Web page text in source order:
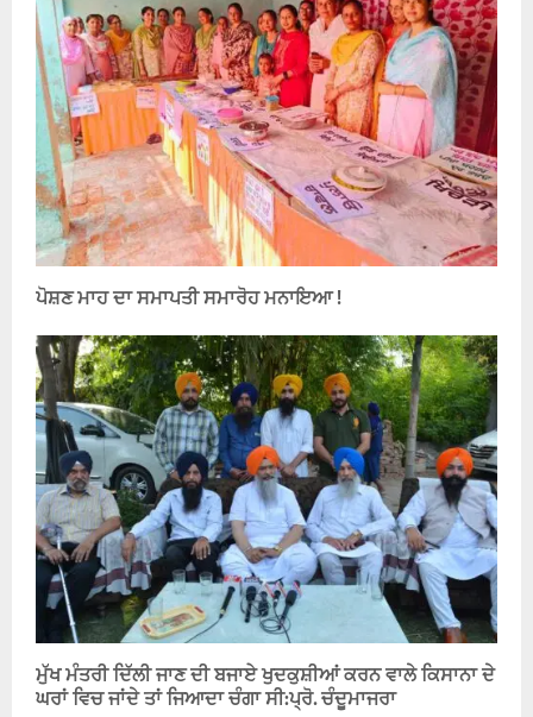
ਪੋਸ਼ਣ ਮਾਹ ਦਾ ਸਮਾਪਤੀ ਸਮਾਰੋਹ ਮਨਾਇਆ !
ਮੁੱਖ ਮੰਤਰੀ ਦਿੱਲੀ ਜਾਣ ਦੀ ਬਜਾਏ ਖੁਦਕੁਸ਼ੀਆਂ ਕਰਨ ਵਾਲੇ ਕਿਸਾਨਾ ਦੇ
ਘਰਾਂ ਵਿਚ ਜਾਂਦੇ ਤਾਂ ਜਿਆਦਾ ਚੰਗਾ ਸੀ:ਪ੍ਰੋ. ਚੰਦੂਮਾਜਰਾ